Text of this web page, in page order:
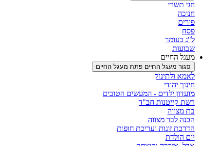
חגי תשרי
חנוכה
פורים
פסח
ל"ג בעומר
שבועות
מעגל החיים
סגור מעגל החיים פתח מעגל החיים
לאמא ולתינוק
חינוך יהודי
מועדון ילדים - המעשים הטובים
רשת קייטנות חב"ד
בת מצווה
הכנה לבר מצווה
הדרכת זוגות ועריכת חופות
יום הולדת